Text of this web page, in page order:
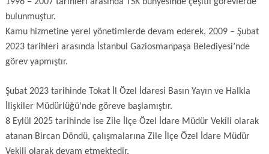
bulunmuştur.
Kamu hizmetine yerel yönetimlerde devam ederek, 2009 – Şubat
2023 tarihleri arasında İstanbul Gaziosmanpaşa Belediyesi’nde
görev yapmıştır.
Şubat 2023 tarihinde Tokat İl Özel İdaresi Basın Yayın ve Halkla
İlişkiler Müdürlüğü’nde göreve başlamıştır.
8 Eylül 2025 tarihinde ise Zile İlçe Özel İdare Müdür Vekili olarak
atanan Bircan Döndü, çalışmalarına Zile İlçe Özel İdare Müdür
Vekili olarak devam etmektedir.